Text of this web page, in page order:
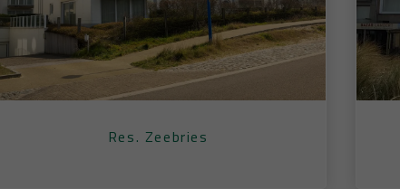
Res. Zeebries